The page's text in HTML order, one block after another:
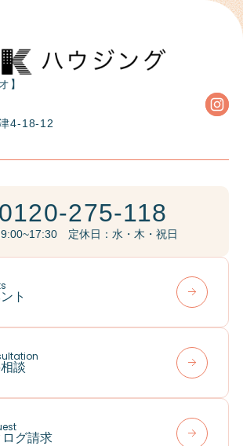
】
4-18-12
0120-275-118
定休日：水・木・祝日
ト
談
ログ請求